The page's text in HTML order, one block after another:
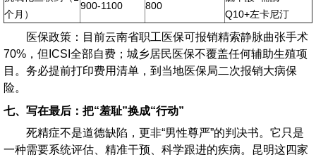
个月）
900-1100 800
Q10+左卡尼汀
医保政策：目前云南省职工医保可报销精索静脉曲张手术
70%，但ICSI全部自费；城乡居民医保不覆盖任何辅助生殖项
目。务必提前打印费用清单，到当地医保局二次报销大病保
险。
七、写在最后：把“羞耻”换成“行动”
死精症不是道德缺陷，更非“男性尊严”的判决书。它只是
一种需要系统评估、精准干预、科学跟进的疾病。昆明这四家